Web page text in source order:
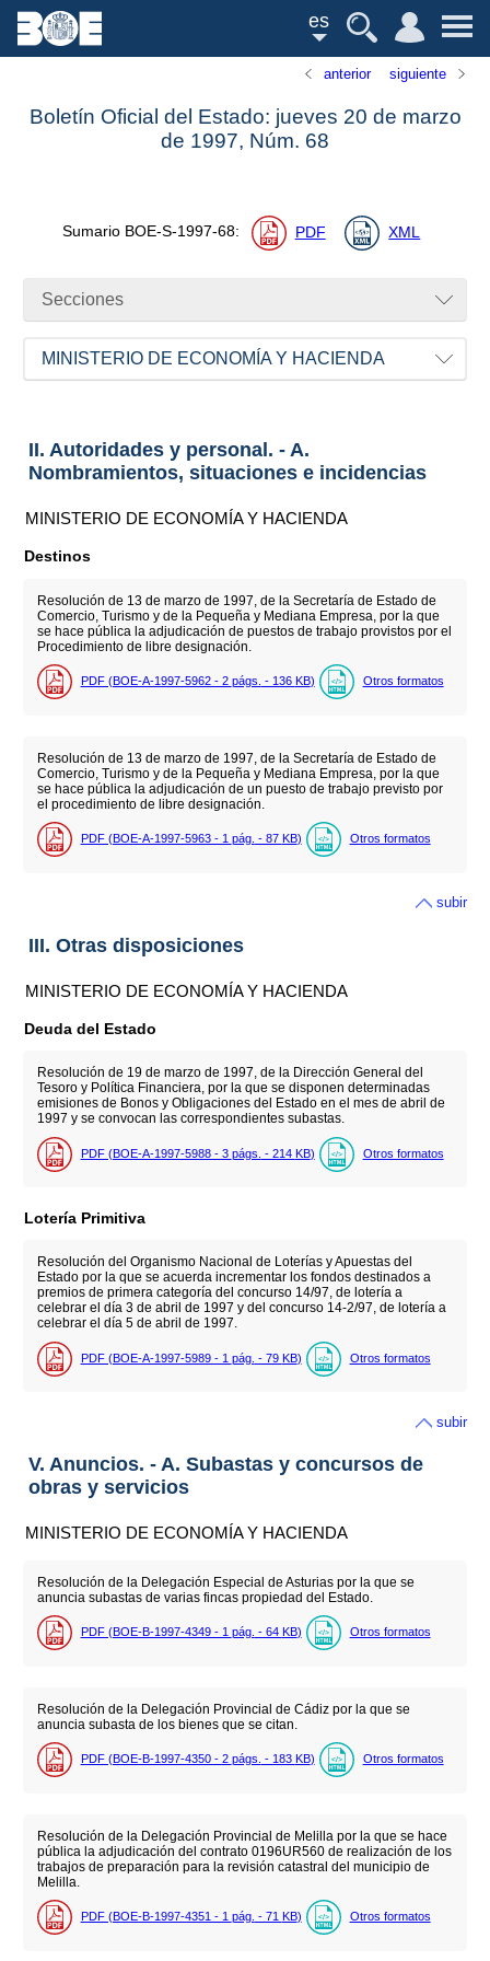
es
anterior siguiente
Boletín Oficial del Estado: jueves 20 de marzo
de 1997, Núm. 68
Sumario BOE-S-1997-68: PDF XML
Secciones
MINISTERIO DE ECONOMÍA Y HACIENDA
II. Autoridades y personal. - A.
Nombramientos, situaciones e incidencias
MINISTERIO DE ECONOMÍA Y HACIENDA
Destinos
Resolución de 13 de marzo de 1997, de la Secretaría de Estado de
Comercio, Turismo y de la Pequeña y Mediana Empresa, por la que
se hace pública la adjudicación de puestos de trabajo provistos por el
Procedimiento de libre designación.
PDF (BOE-A-1997-5962 - 2 págs. - 136 KB) Otros formatos
Resolución de 13 de marzo de 1997, de la Secretaría de Estado de
Comercio, Turismo y de la Pequeña y Mediana Empresa, por la que
se hace pública la adjudicación de un puesto de trabajo previsto por
el procedimiento de libre designación.
PDF (BOE-A-1997-5963 - 1 pág. - 87 KB) Otros formatos
subir
III. Otras disposiciones
MINISTERIO DE ECONOMÍA Y HACIENDA
Deuda del Estado
Resolución de 19 de marzo de 1997, de la Dirección General del
Tesoro y Política Financiera, por la que se disponen determinadas
emisiones de Bonos y Obligaciones del Estado en el mes de abril de
1997 y se convocan las correspondientes subastas.
PDF (BOE-A-1997-5988 - 3 págs. - 214 KB) Otros formatos
Lotería Primitiva
Resolución del Organismo Nacional de Loterías y Apuestas del
Estado por la que se acuerda incrementar los fondos destinados a
premios de primera categoría del concurso 14/97, de lotería a
celebrar el día 3 de abril de 1997 y del concurso 14-2/97, de lotería a
celebrar el día 5 de abril de 1997.
PDF (BOE-A-1997-5989 - 1 pág. - 79 KB) Otros formatos
subir
V. Anuncios. - A. Subastas y concursos de
obras y servicios
MINISTERIO DE ECONOMÍA Y HACIENDA
Resolución de la Delegación Especial de Asturias por la que se
anuncia subastas de varias fincas propiedad del Estado.
PDF (BOE-B-1997-4349 - 1 pág. - 64 KB) Otros formatos
Resolución de la Delegación Provincial de Cádiz por la que se
anuncia subasta de los bienes que se citan.
PDF (BOE-B-1997-4350 - 2 págs. - 183 KB) Otros formatos
Resolución de la Delegación Provincial de Melilla por la que se hace
pública la adjudicación del contrato 0196UR560 de realización de los
trabajos de preparación para la revisión catastral del municipio de
Melilla.
PDF (BOE-B-1997-4351 - 1 pág. - 71 KB) Otros formatos